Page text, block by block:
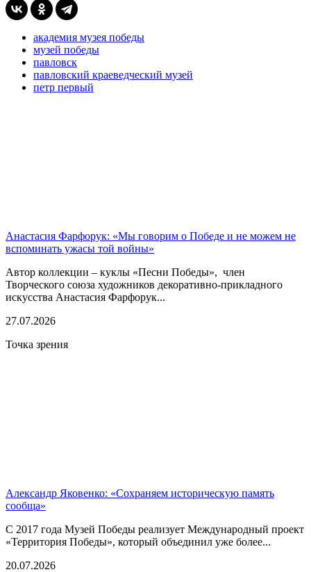
академия музея победы
музей победы
павловск
павловский краеведческий музей
петр первый
Анастасия Фарфорук: «Мы говорим о Победе и не можем не
вспоминать ужасы той войны»
Автор коллекции – куклы «Песни Победы», член
Творческого союза художников декоративно-прикладного
искусства Анастасия Фарфорук...
27.07.2026
Точка зрения
Александр Яковенко: «Сохраняем историческую память
сообща»
С 2017 года Музей Победы реализует Международный проект
«Территория Победы», который объединил уже более...
20.07.2026